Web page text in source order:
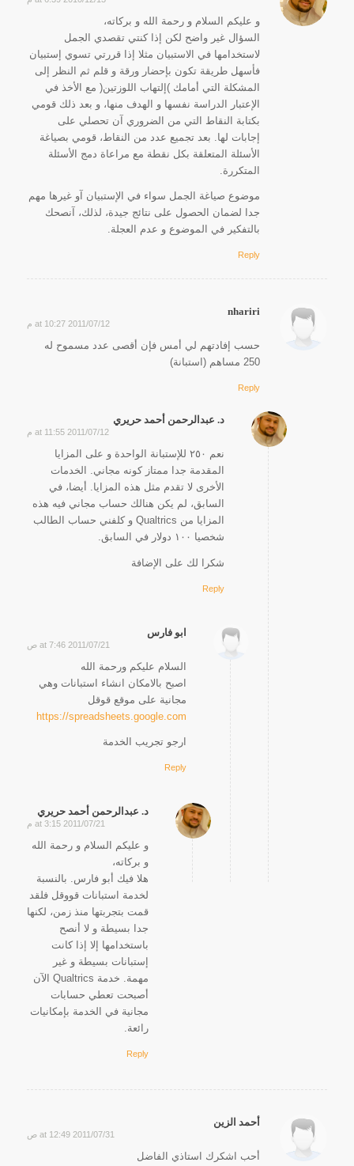
و عليكم السلام و رحمة الله و بركاته،
السؤال غير واضح لكن إذا كنتي تقصدي الجمل
لاستخدامها في الاستبيان مثلا إذا قررتي تسوي إستبيان
فأسهل طريقة تكون بإحضار ورقة و قلم ثم النظر إلى
المشكلة التي أمامك )إلتهاب اللوزتين( مع الأخذ في
الإعتبار الدراسة نفسها و الهدف منها، و بعد ذلك قومي
بكتابة النقاط التي من الضروري آن تحصلي على
إجابات لها. بعد تجميع عدد من النقاط، قومي بصياغة
الأسئلة المتعلقة بكل نقطة مع مراعاة دمج الأسئلة
المتكررة.
موضوع صياغة الجمل سواء في الإستبيان آو غيرها مهم
جدا لضمان الحصول على نتائج جيدة، لذلك، آنصحك
بالتفكير في الموضوع و عدم العجلة.
Reply
nhariri
2011/07/12 at 10:27 م
حسب إفادتهم لي أمس فإن أقصى عدد مسموح له
250 مساهم (استبانة)
Reply
د. عبدالرحمن أحمد حريري
2011/07/12 at 11:55 م
نعم ٢٥٠ للإستبانة الواحدة و على المزايا
المقدمة جدا ممتاز كونه مجاني. الخدمات
الأخرى لا تقدم مثل هذه المزايا. أيضا، في
السابق، لم يكن هنالك حساب مجاني فيه هذه
المزايا من Qualtrics و كلفني حساب الطالب
شخصيا ١٠٠ دولار في السابق.
شكرا لك على الإضافة
Reply
ابو فارس
2011/07/21 at 7:46 ص
السلام عليكم ورحمة الله
اصبح بالامكان انشاء استبانات وهي
مجانية على موقع قوقل
https://spreadsheets.google.com
ارجو تجريب الخدمة
Reply
د. عبدالرحمن أحمد حريري
2011/07/21 at 3:15 م
و عليكم السلام و رحمة الله
و بركاته،
هلا فيك أبو فارس. بالنسبة
لخدمة استبانات قووقل فلقد
قمت بتجربتها منذ زمن، لكنها
جدا بسيطة و لا أنصح
باستخدامها إلا إذا كانت
إستبانات بسيطة و غير
مهمة. خدمة Qualtrics الآن
أصبحت تعطي حسابات
مجانية في الخدمة بإمكانيات
رائعة.
Reply
أحمد الزين
2011/07/31 at 12:49 ص
أحب اشكرك استاذي الفاضل